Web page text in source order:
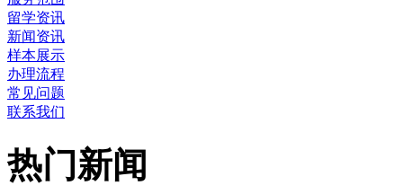
留学资讯
新闻资讯
样本展示
办理流程
常见问题
联系我们
热门新闻